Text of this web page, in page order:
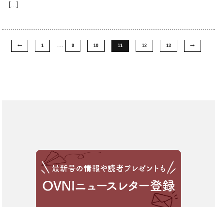
[...]
1 9 10 11 12 13